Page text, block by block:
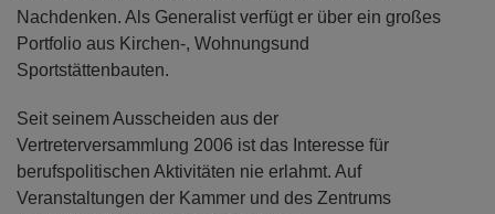
Nachdenken. Als Generalist verfügt er über ein großes
Portfolio aus Kirchen-, Wohnungsund
Sportstättenbauten.
Seit seinem Ausscheiden aus der
Vertreterversammlung 2006 ist das Interesse für
berufspolitischen Aktivitäten nie erlahmt. Auf
Veranstaltungen der Kammer und des Zentrums